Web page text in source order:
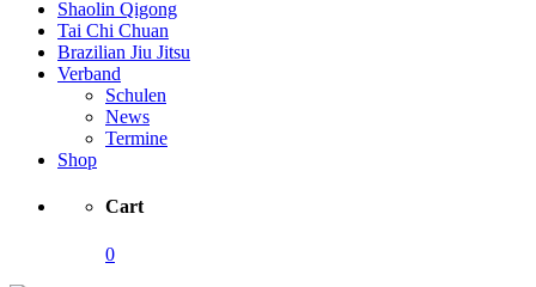
Shaolin Qigong
Tai Chi Chuan
Brazilian Jiu Jitsu
Verband
Schulen
News
Termine
Shop
Cart
0